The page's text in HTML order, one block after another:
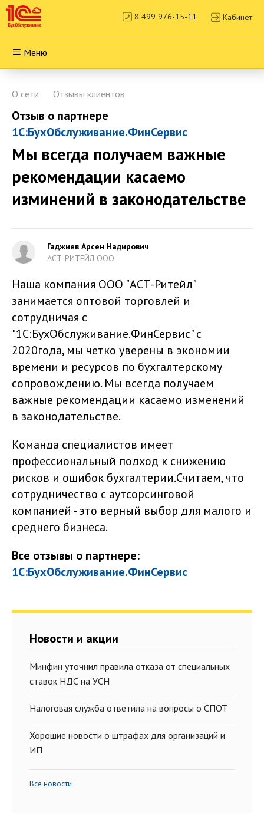
8 499 976-15-11 Кабинет
Меню
О сети Отзывы клиентов
Отзыв о партнере
1С:БухОбслуживание.ФинСервис
Мы всегда получаем важные
рекомендации касаемо
изминений в законодательстве
Гаджиев Арсен Надирович
АСТ-РИТЕЙЛ ООО
Наша компания ООО "АСТ-Ритейл"
занимается оптовой торговлей и
сотрудничая с
"1С:БухОбслуживание.ФинСервис" с
2020года, мы четко уверены в экономии
времени и ресурсов по бухгалтерскому
сопровождению. Мы всегда получаем
важные рекомендации касаемо изменений
в законодательстве.
Команда специалистов имеет
профессиональный подход к снижению
рисков и ошибок бухгалтерии.Считаем, что
сотрудничество с аутсорсинговой
компанией - это верный выбор для малого и
среднего бизнеса.
Все отзывы о партнере:
1С:БухОбслуживание.ФинСервис
Новости и акции
Минфин уточнил правила отказа от специальных
ставок НДС на УСН
Налоговая служба ответила на вопросы о СПОТ
Хорошие новости о штрафах для организаций и
ИП
Все новости